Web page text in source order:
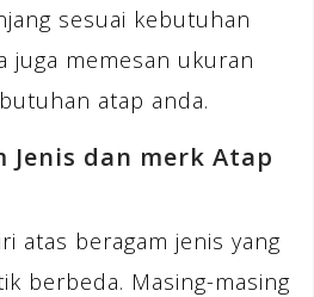
sesuai kebutuhan
juga memesan ukuran
atap anda.
Jenis dan merk Atap
atas beragam jenis yang
berbeda. Masing-masing